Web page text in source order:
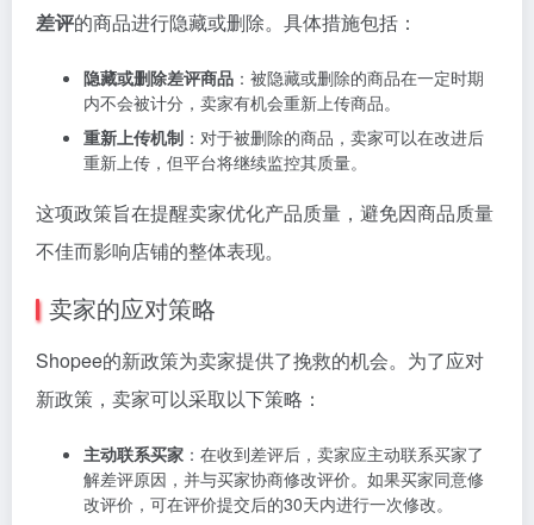
差评的商品进行隐藏或删除。具体措施包括：
隐藏或删除差评商品 ：被隐藏或删除的商品在一定时期
内不会被计分，卖家有机会重新上传商品。
重新上传机制 ：对于被删除的商品，卖家可以在改进后
重新上传，但平台将继续监控其质量。
这项政策旨在提醒卖家优化产品质量，避免因商品质量
不佳而影响店铺的整体表现。
卖家的应对策略
Shopee的新政策为卖家提供了挽救的机会。为了应对
新政策，卖家可以采取以下策略：
主动联系买家 ：在收到差评后，卖家应主动联系买家了
解差评原因，并与买家协商修改评价。如果买家同意修
改评价，可在评价提交后的30天内进行一次修改。